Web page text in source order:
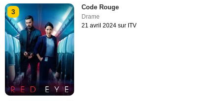
3
Code Rouge
Drame
21 avril 2024 sur ITV